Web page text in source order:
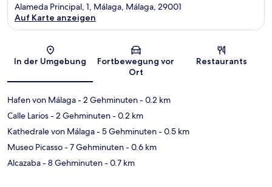
Karte
Alameda Principal, 1, Málaga, Málaga, 29001
Auf Karte anzeigen
In der Umgebung
Fortbewegung vor
Ort
Restaurants
Hafen von Málaga- 2 Gehminuten- 0.2 km
Calle Larios- 2 Gehminuten- 0.2 km
Kathedrale von Málaga- 5 Gehminuten- 0.5 km
Museo Picasso- 7 Gehminuten- 0.6 km
Alcazaba- 8 Gehminuten- 0.7 km